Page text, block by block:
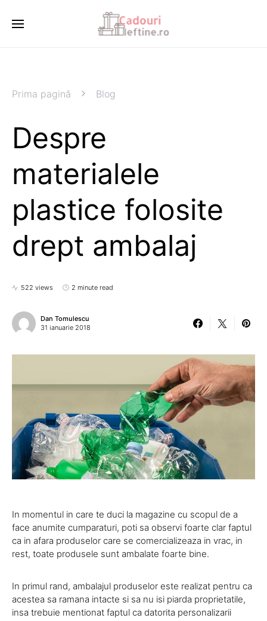
Prima pagină Blog
Despre
materialele
plastice folosite
drept ambalaj
522 views 2 minute read
Dan Tomulescu
31 ianuarie 2018
In momentul in care te duci la magazine cu scopul de a
face anumite cumparaturi, poti sa observi foarte clar faptul
ca in afara produselor care se comercializeaza in vrac, in
rest, toate produsele sunt ambalate foarte bine.
In primul rand, ambalajul produselor este realizat pentru ca
acestea sa ramana intacte si sa nu isi piarda proprietatile,
insa trebuie mentionat faptul ca datorita personalizarii